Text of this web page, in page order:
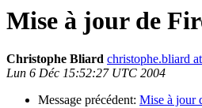
Mise à jour de
Christophe Bliard christophe.bliard
Lun 6 Déc 15:52:27 UTC 2004
Message précédent: Mise à jour